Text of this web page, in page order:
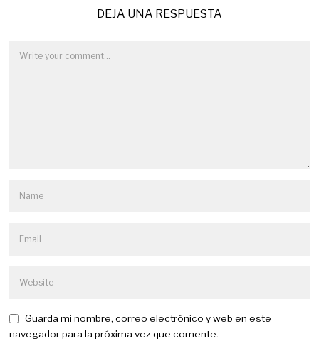
DEJA UNA RESPUESTA
Guarda mi nombre, correo electrónico y web en este
navegador para la próxima vez que comente.